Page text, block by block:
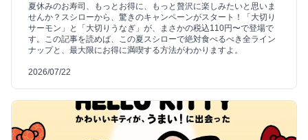
夏休みのお寿司、もっとお得に、もっと贅沢に楽しみたいと思いま
せんか？スシローから、驚きのキャンペーンがスタート！「大切り
サーモン」と「大切りうなぎ」が、まさかの税込110円〜で登場で
す。この記事を読めば、この夏スシローで絶対食べるべき全ライン
ナップと、最大限にお得に満喫する方法がわかりますよ。
2026/07/22